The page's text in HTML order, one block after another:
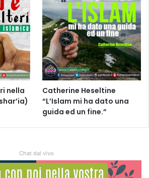
nella
Catherine Heseltine
“L’Islam mi ha dato una
guida ed un fine.”
Chat dal vivo